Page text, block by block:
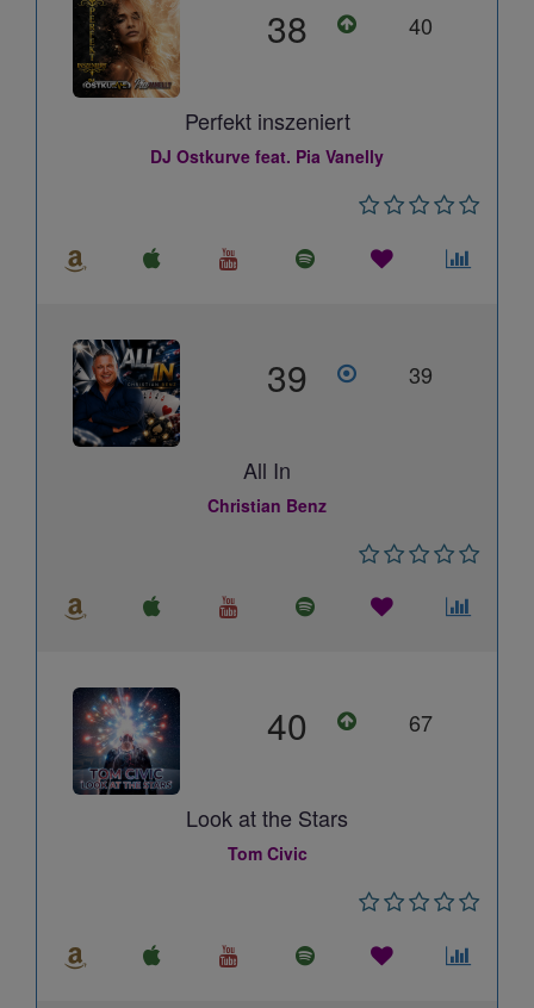
38 40
Perfekt inszeniert
DJ Ostkurve feat. Pia Vanelly
39 39
All In
Christian Benz
40 67
Look at the Stars
Tom Civic